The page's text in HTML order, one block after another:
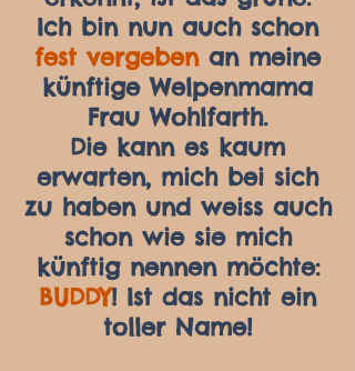
Ich bin nun auch schon
fest vergebenan meine
künftige Welpenmama
Frau Wohlfarth.
Die kann es kaum
erwarten, mich bei sich
zu haben und weiss auch
schon wie sie mich
künftig nennen möchte:
BUDDY! Ist das nicht ein
toller Name!